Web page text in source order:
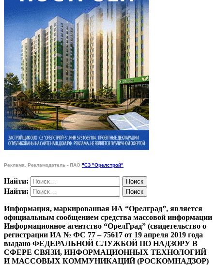
Реклама. Рекламодатель - ПАО "СЗ "Орелстрой"
Найти:
Найти:
Информация, маркированная ИА “Орелград”, является
официальным сообщением средства массовой информации
Информационное агентство “ОрелГрад” (свидетельство о
регистрации ИА № ФС 77 – 75617 от 19 апреля 2019 года
выдано ФЕДЕРАЛЬНОЙ СЛУЖБОЙ ПО НАДЗОРУ В
СФЕРЕ СВЯЗИ, ИНФОРМАЦИОННЫХ ТЕХНОЛОГИЙ
И МАССОВЫХ КОММУНИКАЦИЙ (РОСКОМНАДЗОР)